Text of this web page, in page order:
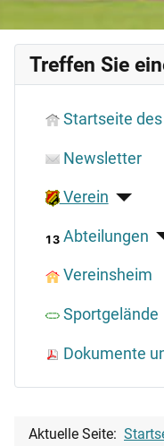
Treffen Sie
Startseite des
Newsletter
Verein
Abteilungen
Vereinsheim
Sportgelände
Dokumente
Aktuelle Seite: